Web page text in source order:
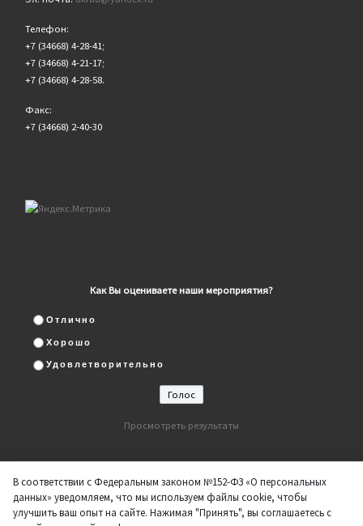
Телефон:
+7 (34668) 4-28-41;
+7 (34668) 4-21-17;
+7 (34668) 4-28-58.
Факс:
+7 (34668) 2-40-30
Как Вы оцениваете наши мероприятия?
Отлично
Хорошо
Удовлетворительно
Просмотреть результаты
В соответствии с Федеральным законом №152-ФЗ «О персональных
данных» уведомляем, что мы используем файлы cookie, чтобы
улучшить ваш опыт на сайте. Нажимая "Принять", вы соглашаетесь с